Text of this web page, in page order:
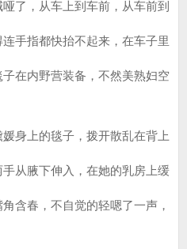
了，从车上到车前，从车前到
手指都快抬不起来，在车子里
在内野营装备，不然美熟妇空
上的毯子，拨开散乱在背上
从腋下伸入，在她的乳房上缓
含春，不自觉的轻嗯了一声，